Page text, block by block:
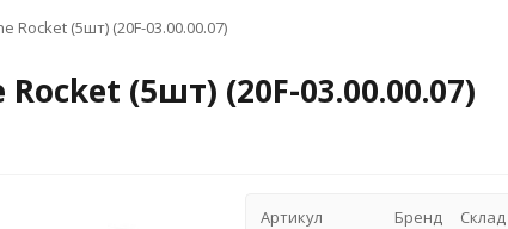
Rocket (5шт) (20F-03.00.00.07)
(5шт) (20F-03.00.00.07)
Артикул Бренд Склад